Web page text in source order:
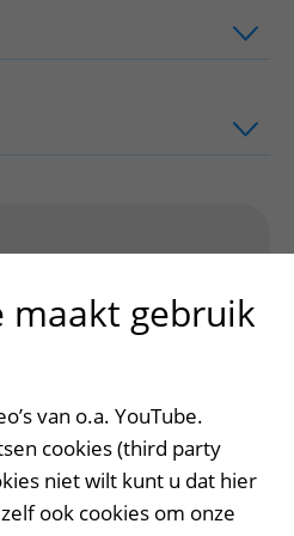
klik om te openen
klik om te
maakt gebruik
van o.a. YouTube.
cookies (third party
niet wilt kunt u dat hier
ook cookies om onze